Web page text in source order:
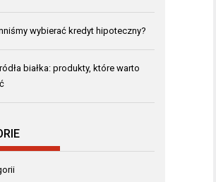
wybierać kredyt hipoteczny?
białka: produkty, które warto